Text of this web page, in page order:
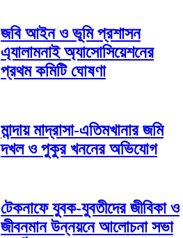
জবি আইন ও ভূমি প্রশাসন
এ্যালামনাই অ্যাসোসিয়েশনের
প্রথম কমিটি ঘোষণা
মান্দায় মাদ্রাসা-এতিমখানার জমি
দখল ও পুকুর খননের অভিযোগ
টেকনাফে যুবক-যুবতীদের জীবিকা ও
জীবনমান উন্নয়নে আলোচনা সভা